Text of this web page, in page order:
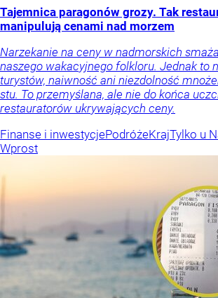
Tajemnica paragonów grozy. Tak
manipulują cenami nad morzem
Narzekanie na ceny w nadmorskich
naszego wakacyjnego folkloru. Jednak to
turystów, naiwność ani niezdolność
stu. To przemyślana, ale nie do końca
restauratorów ukrywających ceny.
Finanse i inwestycjePodróżeKrajTylko u
Wprost